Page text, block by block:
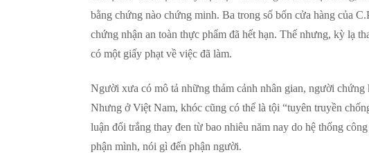
bằng chứng nào chứng minh. Ba trong số bốn cửa hàng của
chứng nhận an toàn thực phẩm đã hết hạn. Thế nhưng, kỳ lạ
có một giấy phạt về việc đã làm.
Người xưa có mô tả những thảm cảnh nhân gian, người
Nhưng ở Việt Nam, khóc cũng có thể là tội “tuyên truyền
luận đổi trắng thay đen từ bao nhiêu năm nay do hệ thống
phận mình, nói gì đến phận người.